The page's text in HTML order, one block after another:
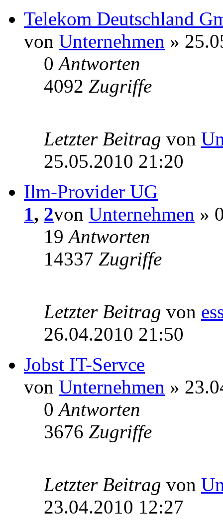
Telekom Deutschland
von Unternehmen »
0Antworten
4092 Zugriffe
Letzter Beitrag von
25.05.2010 21:20
Ilm-Provider UG
1, 2von Unternehmen »
19Antworten
14337 Zugriffe
Letzter Beitrag von
26.04.2010 21:50
Jobst IT-Servce
von Unternehmen »
0Antworten
3676 Zugriffe
Letzter Beitrag von
23.04.2010 12:27